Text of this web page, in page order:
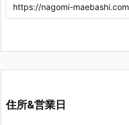
住所&営業日